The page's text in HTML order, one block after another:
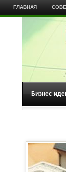
ГЛАВНАЯ
Бизнес